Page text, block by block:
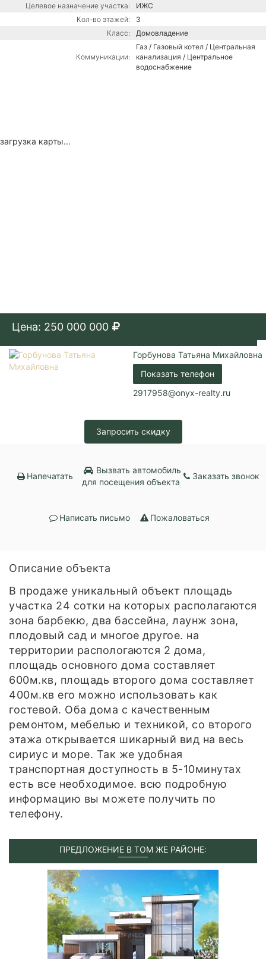
Целевое назначение участка:
ИЖС
Кол-во этажей:
3
Класс:
Домовладение
Коммуникации:
Газ / Газовый котел / Центральная
канализация / Центральное
водоснабжение
загрузка карты...
Цена: 250 000 000
Горбунова Татьяна Михайловна
Показать телефон
2917958@onyx-realty.ru
Запросить скидку
Напечатать
Вызвать автомобиль
для посещения объекта
Заказать звонок
Написать письмо Пожаловаться
Описание объекта
В продаже уникальный объект площадь
участка 24 сотки на которых располагаются
зона барбекю, два бассейна, лаунж зона,
плодовый сад и многое другое. на
территории распологаются 2 дома,
площадь основного дома составляет
600м.кв, площадь второго дома составляет
400м.кв его можно использовать как
гостевой. Оба дома с качественным
ремонтом, мебелью и техникой, со второго
этажа открывается шикарный вид на весь
сириус и море. Так же удобная
транспортная доступность в 5-10минутах
есть все необходимое. всю подробную
информацию вы можете получить по
телефону.
ПРЕДЛОЖЕНИЕ В ТОМ ЖЕ РАЙОНЕ: